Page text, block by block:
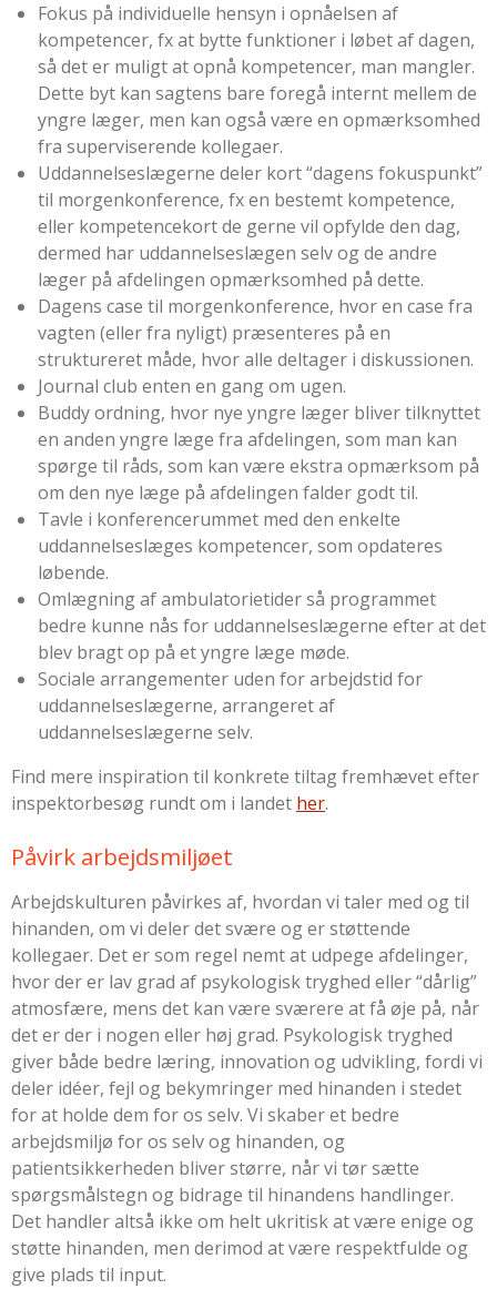
Fokus på individuelle hensyn i opnåelsen af
kompetencer, fx at bytte funktioner i løbet af dagen,
så det er muligt at opnå kompetencer, man mangler.
Dette byt kan sagtens bare foregå internt mellem de
yngre læger, men kan også være en opmærksomhed
fra superviserende kollegaer.
Uddannelseslægerne deler kort “dagens fokuspunkt”
til morgenkonference, fx en bestemt kompetence,
eller kompetencekort de gerne vil opfylde den dag,
dermed har uddannelseslægen selv og de andre
læger på afdelingen opmærksomhed på dette.
Dagens case til morgenkonference, hvor en case fra
vagten (eller fra nyligt) præsenteres på en
struktureret måde, hvor alle deltager i diskussionen.
Journal club enten en gang om ugen.
Buddy ordning, hvor nye yngre læger bliver tilknyttet
en anden yngre læge fra afdelingen, som man kan
spørge til råds, som kan være ekstra opmærksom på
om den nye læge på afdelingen falder godt til.
Tavle i konferencerummet med den enkelte
uddannelseslæges kompetencer, som opdateres
løbende.
Omlægning af ambulatorietider så programmet
bedre kunne nås for uddannelseslægerne efter at det
blev bragt op på et yngre læge møde.
Sociale arrangementer uden for arbejdstid for
uddannelseslægerne, arrangeret af
uddannelseslægerne selv.
Find mere inspiration til konkrete tiltag fremhævet efter
inspektorbesøg rundt om i landet her.
Påvirk arbejdsmiljøet
Arbejdskulturen påvirkes af, hvordan vi taler med og til
hinanden, om vi deler det svære og er støttende
kollegaer. Det er som regel nemt at udpege afdelinger,
hvor der er lav grad af psykologisk tryghed eller “dårlig”
atmosfære, mens det kan være sværere at få øje på, når
det er der i nogen eller høj grad. Psykologisk tryghed
giver både bedre læring, innovation og udvikling, fordi vi
deler idéer, fejl og bekymringer med hinanden i stedet
for at holde dem for os selv. Vi skaber et bedre
arbejdsmiljø for os selv og hinanden, og
patientsikkerheden bliver større, når vi tør sætte
spørgsmålstegn og bidrage til hinandens handlinger.
Det handler altså ikke om helt ukritisk at være enige og
støtte hinanden, men derimod at være respektfulde og
give plads til input.